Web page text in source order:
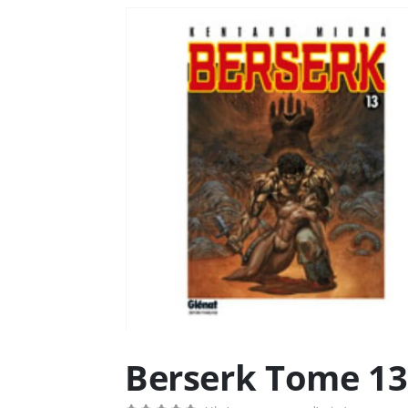
Berserk Tome